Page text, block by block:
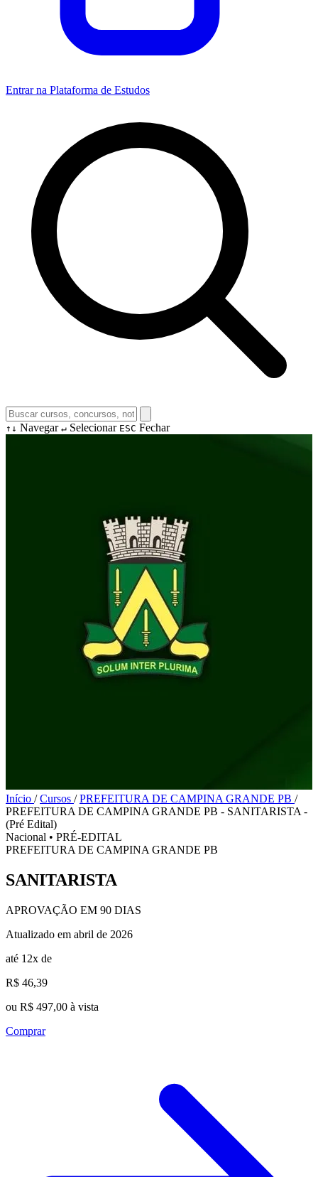
Entrar na Plataforma de Estudos
↑↓ Navegar ↵ Selecionar ESC Fechar
Início / Cursos / PREFEITURA DE CAMPINA GRANDE PB /
PREFEITURA DE CAMPINA GRANDE PB - SANITARISTA -
(Pré Edital)
Nacional • PRÉ-EDITAL
PREFEITURA DE CAMPINA GRANDE PB
SANITARISTA
APROVAÇÃO EM 90 DIAS
Atualizado em abril de 2026
até 12x de
R$ 46,39
ou R$ 497,00 à vista
Comprar